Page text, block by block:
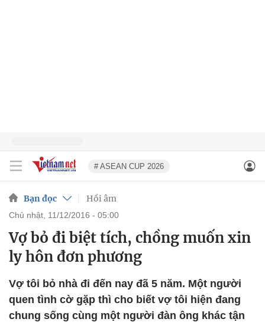
# ASEAN CUP 2026
Bạn đọc Hồi âm
chủ nhật, 11/12/2016 - 05:00
Vợ bỏ đi biệt tích, chồng muốn xin
ly hôn đơn phương
Vợ tôi bỏ nhà đi đến nay đã 5 năm. Một người
quen tình cờ gặp thì cho biết vợ tôi hiện đang
chung sống cùng một người đàn ông khác tận